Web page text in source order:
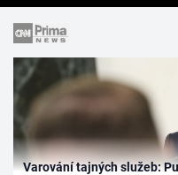
Varování tajných služeb: